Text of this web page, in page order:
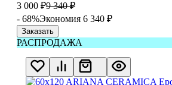
3 000 ₽9 340 ₽
- 68%Экономия 6 340 ₽
Заказать
РАСПРОДАЖА